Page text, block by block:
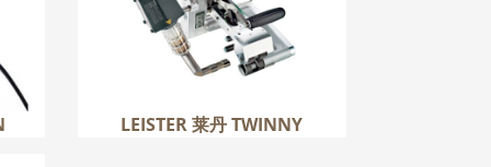
LEISTER 莱丹 TWINNY
更多